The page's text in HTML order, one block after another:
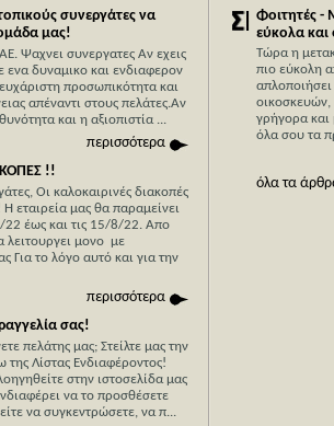
συνεργάτες να
μας!
Ψαχνει συνεργατες Αν εχεις
ενα δυναμικο και ενδιαφερον
προσωπικότητα και
απέναντι στους πελάτες.Αν
και η αξιοπιστία ...
περισσότερα
!!
Οι καλοκαιρινές διακοπές
Η εταιρεία μας θα παραμείνει
22 έως και τις 15/8/22. Απο
μονο με
Για το λόγο αυτό και για την
περισσότερα
σας!
πελάτης μας; Στείλτε μας την
Λίστας Ενδιαφέροντος!
στην ιστοσελίδα μας
να το προσθέσετε
να συγκεντρώσετε, να π...
Φοιτητές -
εύκολα και
Τώρα η
πιο εύκολη
απλοποιήσει
οικοσκευών,
γρήγορα και
όλα σου τα
όλα τα